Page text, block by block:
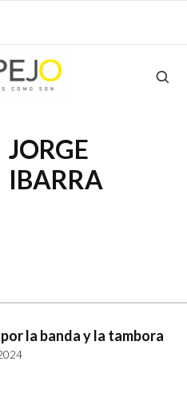
JORGE
IBARRA
la banda y la tambora